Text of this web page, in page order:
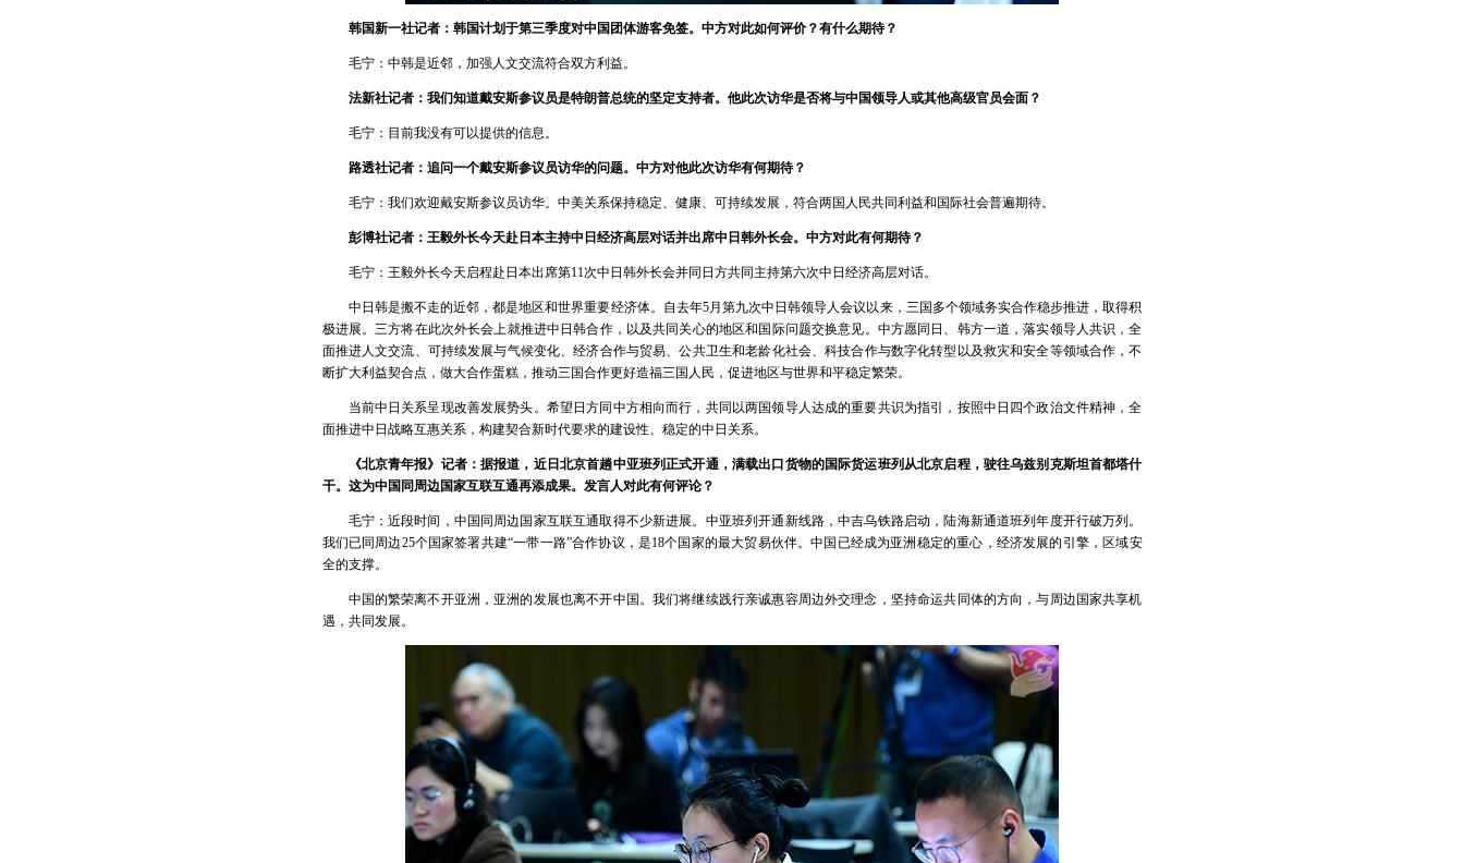
韩国新一社记者：韩国计划于第三季度对中国团体游客免签。中方对此如何评价？有什么期待？
毛宁：中韩是近邻，加强人文交流符合双方利益。
法新社记者：我们知道戴安斯参议员是特朗普总统的坚定支持者。他此次访华是否将与中国领导人或其他高级官员会面？
毛宁：目前我没有可以提供的信息。
路透社记者：追问一个戴安斯参议员访华的问题。中方对他此次访华有何期待？
毛宁：我们欢迎戴安斯参议员访华。中美关系保持稳定、健康、可持续发展，符合两国人民共同利益和国际社会普遍期待。
彭博社记者：王毅外长今天赴日本主持中日经济高层对话并出席中日韩外长会。中方对此有何期待？
毛宁：王毅外长今天启程赴日本出席第11次中日韩外长会并同日方共同主持第六次中日经济高层对话。
中日韩是搬不走的近邻，都是地区和世界重要经济体。自去年5月第九次中日韩领导人会议以来，三国多个领域务实合作稳步推进，取得积
极进展。三方将在此次外长会上就推进中日韩合作，以及共同关心的地区和国际问题交换意见。中方愿同日、韩方一道，落实领导人共识，全
面推进人文交流、可持续发展与气候变化、经济合作与贸易、公共卫生和老龄化社会、科技合作与数字化转型以及救灾和安全等领域合作，不
断扩大利益契合点，做大合作蛋糕，推动三国合作更好造福三国人民，促进地区与世界和平稳定繁荣。
当前中日关系呈现改善发展势头。希望日方同中方相向而行，共同以两国领导人达成的重要共识为指引，按照中日四个政治文件精神，全
面推进中日战略互惠关系，构建契合新时代要求的建设性、稳定的中日关系。
《北京青年报》记者：据报道，近日北京首趟中亚班列正式开通，满载出口货物的国际货运班列从北京启程，驶往乌兹别克斯坦首都塔什
干。这为中国同周边国家互联互通再添成果。发言人对此有何评论？
毛宁：近段时间，中国同周边国家互联互通取得不少新进展。中亚班列开通新线路，中吉乌铁路启动，陆海新通道班列年度开行破万列。
我们已同周边25个国家签署共建“一带一路”合作协议，是18个国家的最大贸易伙伴。中国已经成为亚洲稳定的重心，经济发展的引擎，区域安
全的支撑。
中国的繁荣离不开亚洲，亚洲的发展也离不开中国。我们将继续践行亲诚惠容周边外交理念，坚持命运共同体的方向，与周边国家共享机
遇，共同发展。